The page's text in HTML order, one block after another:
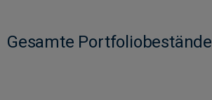
Gesamte Portfoliobestände